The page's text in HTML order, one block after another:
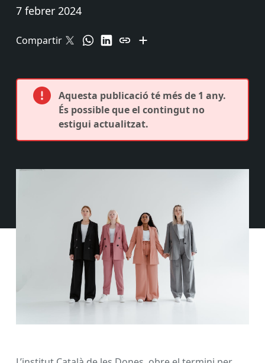
7 febrer 2024
Compartir
Aquesta publicació té més de 1 any.
És possible que el contingut no
estigui actualitzat.